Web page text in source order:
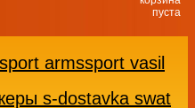
пуста
armssport vasil
s-dostavka swat